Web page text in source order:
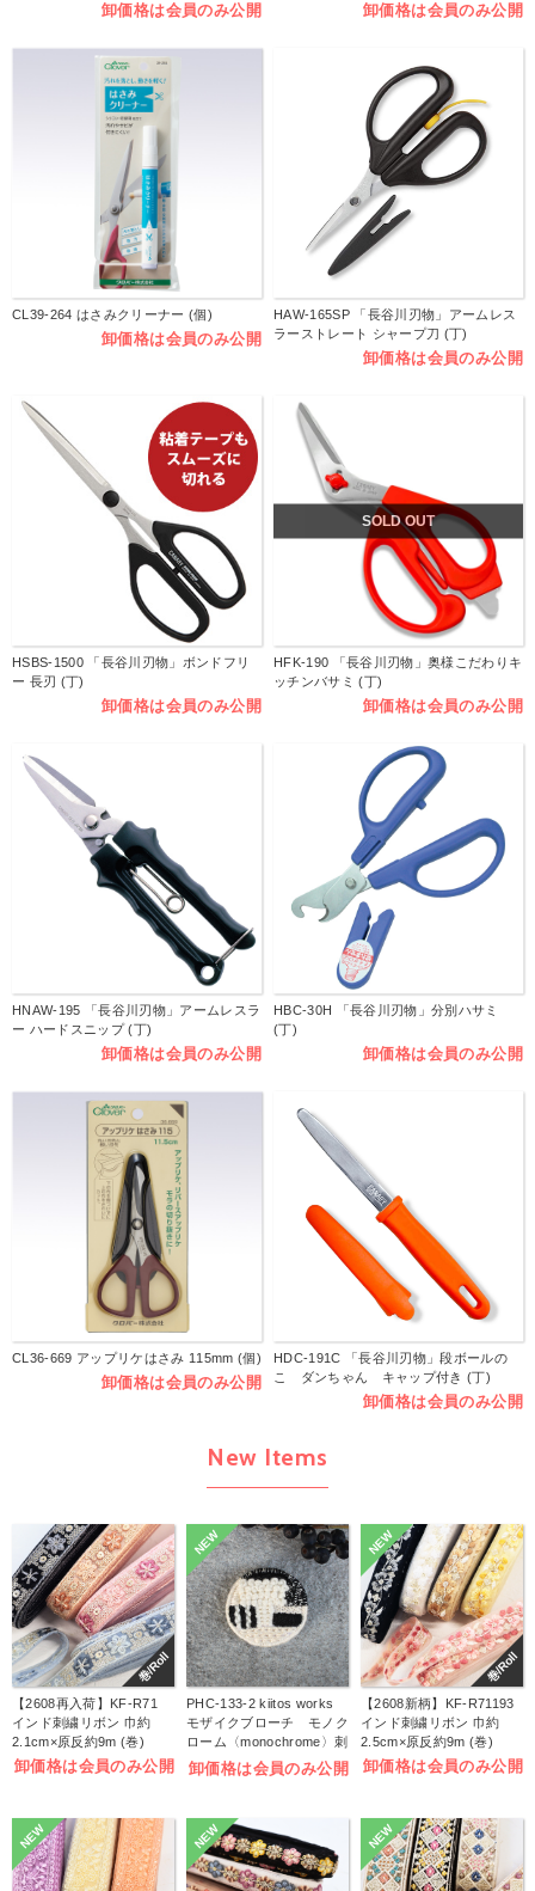
卸価格は会員のみ公開 卸価格は会員のみ公開
CL39-264 はさみクリーナー (個)
卸価格は会員のみ公開
HAW-165SP 「長谷川刃物」アームレス
ラーストレート シャープ刀 (丁)
卸価格は会員のみ公開
HSBS-1500 「長谷川刃物」ボンドフリ
ー 長刃 (丁)
卸価格は会員のみ公開
SOLD OUT
HFK-190 「長谷川刃物」奥様こだわりキ
ッチンバサミ (丁)
卸価格は会員のみ公開
HNAW-195 「長谷川刃物」アームレスラ
ー ハードスニップ (丁)
卸価格は会員のみ公開
HBC-30H 「長谷川刃物」分別ハサミ
(丁)
卸価格は会員のみ公開
CL36-669 アップリケはさみ 115mm (個)
卸価格は会員のみ公開
HDC-191C 「長谷川刃物」段ボールの
こ ダンちゃん キャップ付き (丁)
卸価格は会員のみ公開
New Items
巻/Roll
【2608再入荷】KF-R71
インド刺繍リボン 巾約
2.1cm×原反約9m (巻)
卸価格は会員のみ公開
NEW
PHC-133-2 kiitos works
モザイクブローチ モノク
ローム〈monochrome〉刺
しゅうキット (袋)
卸価格は会員のみ公開
巻/Roll
NEW
【2608新柄】KF-R71193
インド刺繍リボン 巾約
2.5cm×原反約9m (巻)
卸価格は会員のみ公開
NEW NEW NEW